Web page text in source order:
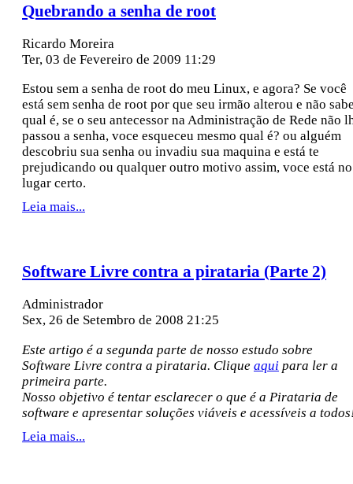
Quebrando a senha de root
Ricardo Moreira
Ter, 03 de Fevereiro de 2009 11:29
Estou sem a senha de root do meu Linux, e agora? Se você
está sem senha de root por que seu irmão alterou e não
qual é, se o seu antecessor na Administração de Rede não
passou a senha, voce esqueceu mesmo qual é? ou alguém
descobriu sua senha ou invadiu sua maquina e está te
prejudicando ou qualquer outro motivo assim, voce está no
lugar certo.
Leia mais...
Software Livre contra a pirataria (Parte 2)
Administrador
Sex, 26 de Setembro de 2008 21:25
Este artigo é a segunda parte de nosso estudo sobre
Software Livre contra a pirataria. Clique aqui para ler a
primeira parte.
Nosso objetivo é tentar esclarecer o que é a Pirataria de
software e apresentar soluções viáveis e acessíveis a
Leia mais...